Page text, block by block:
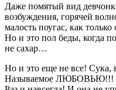
Даже помятый вид
возбуждения, горячей
малость поугас, как
Но и это пол беды, когда
не сахар…
Но и это еще не все! Сука,
Называемое ЛЮБОВЬЮ!!!